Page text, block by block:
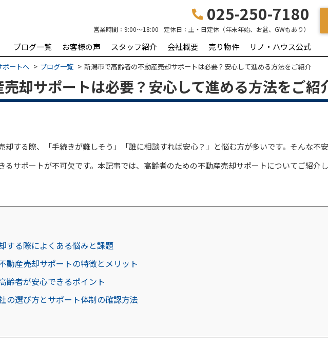
025-250-7180
営業時間： 9:00～18:00 定休日： 土・日定休（年末年始、お盆、GWもあり）
ブログ一覧 お客様の声 スタッフ紹介 会社概要 売り物件 リノ・ハウス公式
ポートへ ブログ一覧 新潟市で高齢者の不動産売却サポートは必要？安心して進める方法をご紹介
却サポートは必要？安心して進める方法をご紹
却する際、「手続きが難しそう」「誰に相談すれば安心？」と悩む方が多いです。そんな不
るサポートが不可欠です。本記事では、高齢者のための不動産売却サポートについてご紹介
する際によくある悩みと課題
動産売却サポートの特徴とメリット
齢者が安心できるポイント
の選び方とサポート体制の確認方法